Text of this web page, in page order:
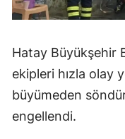
Hatay Büyükşehir
ekipleri hızla olay
büyümeden
engellendi.